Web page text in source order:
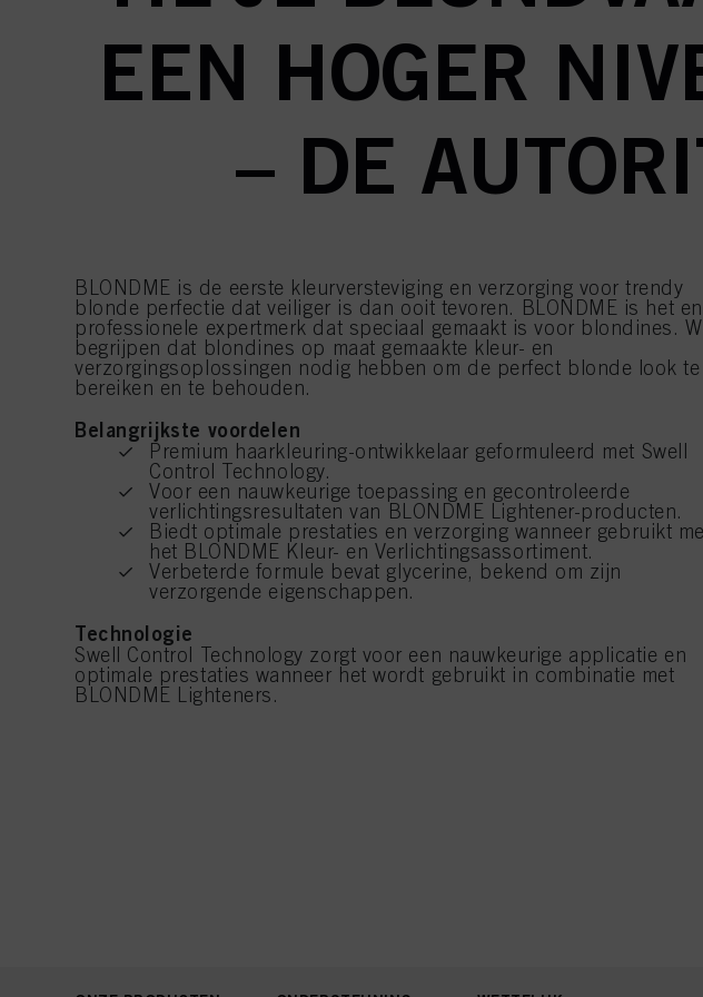
EEN HOGER
– DE
BLONDME is de eerste kleurversteviging en verzorging voor trendy
blonde perfectie dat veiliger is dan ooit tevoren. BLONDME is het
professionele expertmerk dat speciaal gemaakt is voor blondines.
begrijpen dat blondines op maat gemaakte kleur- en
verzorgingsoplossingen nodig hebben om de perfect blonde look te
bereiken en te behouden.
Belangrijkste voordelen
Premium haarkleuring-ontwikkelaar geformuleerd met Swell
Control Technology.
Voor een nauwkeurige toepassing en gecontroleerde
verlichtingsresultaten van BLONDME Lightener-producten.
Biedt optimale prestaties en verzorging wanneer gebruikt
het BLONDME Kleur- en Verlichtingsassortiment.
Verbeterde formule bevat glycerine, bekend om zijn
verzorgende eigenschappen.
Technologie
Swell Control Technology zorgt voor een nauwkeurige applicatie en
optimale prestaties wanneer het wordt gebruikt in combinatie met
BLONDME Lighteners.